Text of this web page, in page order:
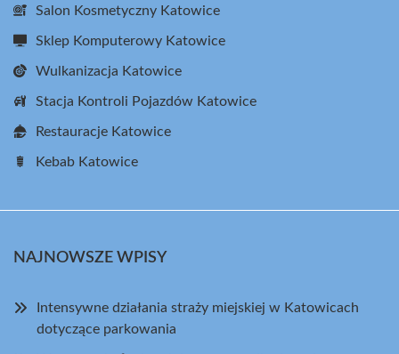
Salon Kosmetyczny Katowice
Sklep Komputerowy Katowice
Wulkanizacja Katowice
Stacja Kontroli Pojazdów Katowice
Restauracje Katowice
Kebab Katowice
NAJNOWSZE WPISY
Intensywne działania straży miejskiej w Katowicach
dotyczące parkowania